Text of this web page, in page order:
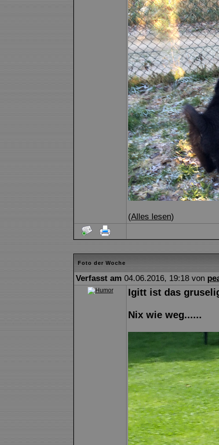
(Alles lesen)
Foto der Woche
Verfasst am 04.06.2016, 19:18 von
Igitt ist das
Nix wie weg......